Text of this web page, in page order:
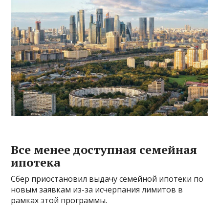
Все менее доступная семейная
ипотека
Сбер приостановил выдачу семейной ипотеки по
новым заявкам из-за исчерпания лимитов в
рамках этой программы.